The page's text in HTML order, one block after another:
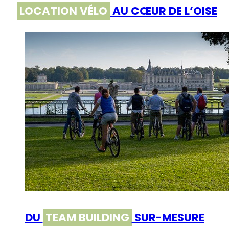
LOCATION VÉLO AU CŒUR DE L’OISE
DU TEAM BUILDING SUR-MESURE